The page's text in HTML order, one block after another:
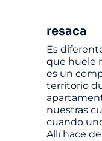
resaca
Es
que huele
es un
territorio
nuestras
cuando
Allí hace